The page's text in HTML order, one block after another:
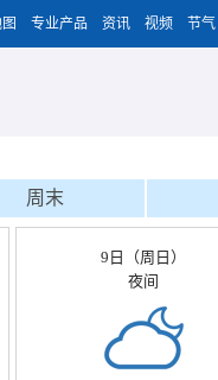
专业产品 资讯 视频 节气
周末
9日（周日）
夜间